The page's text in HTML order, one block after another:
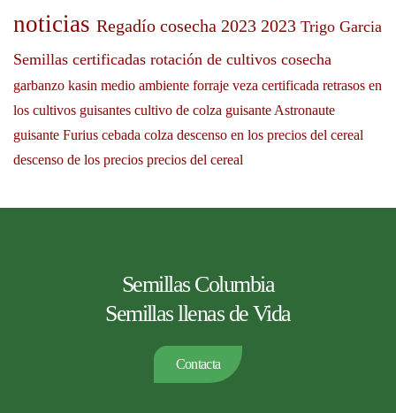
noticias Regadío cosecha 2023 2023 Trigo Garcia
Semillas certificadas rotación de cultivos cosecha
garbanzo kasin medio ambiente forraje veza certificada retrasos en
los cultivos guisantes cultivo de colza guisante Astronaute
guisante Furius cebada colza descenso en los precios del cereal
descenso de los precios precios del cereal
Semillas Columbia
Semillas llenas de Vida
Contacta